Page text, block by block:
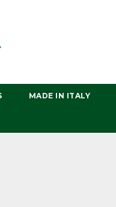
MADE IN ITALY